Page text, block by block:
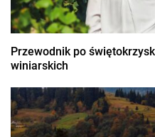
Przewodnik po
winiarskich